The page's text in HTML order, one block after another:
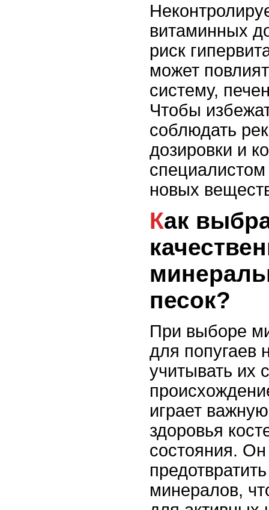
витаминных
риск
может
систему,
Чтобы
соблюдать
дозировки и
новых
Как выбрать
песок?
При выборе
для попугаев
учитывать их
играет
здоровья
состояния. Он
минералов,